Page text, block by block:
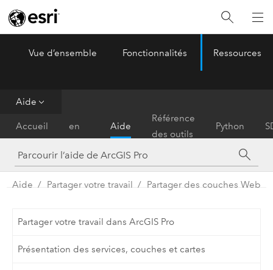
ArcGIS Pro
Vue d’ensemble Fonctionnalités Ressources
Aide
Accueil
en
main
Aide
Référence
des outils
Python
Aide Partager votre travail Partager des couches Web
Partager votre travail dans ArcGIS Pro
Présentation des services, couches et cartes